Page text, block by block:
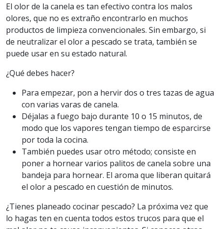
El olor de la canela es tan efectivo contra los malos
olores, que no es extraño encontrarlo en muchos
productos de limpieza convencionales. Sin embargo, si
de neutralizar el olor a pescado se trata, también se
puede usar en su estado natural.
¿Qué debes hacer?
Para empezar, pon a hervir dos o tres tazas de agua
con varias varas de canela.
Déjalas a fuego bajo durante 10 o 15 minutos, de
modo que los vapores tengan tiempo de esparcirse
por toda la cocina.
También puedes usar otro método; consiste en
poner a hornear varios palitos de canela sobre una
bandeja para hornear. El aroma que liberan quitará
el olor a pescado en cuestión de minutos.
¿Tienes planeado cocinar pescado? La próxima vez que
lo hagas ten en cuenta todos estos trucos para que el